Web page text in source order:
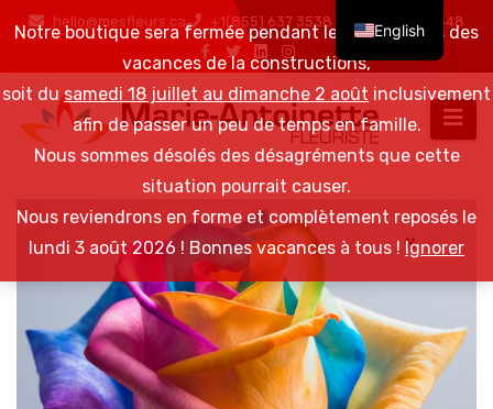
Notre boutique sera fermée pendant les 2 semaines des
vacances de la constructions,
soit dusamedi 18 juillet au dimanche 2 août inclusivement
afin de passer un peu de temps en famille.
Nous sommes désolés des désagréments que cette
situation pourrait causer.
Nous reviendrons en forme et complètement reposés le
lundi 3 août 2026 ! Bonnes vacances à tous ! Ignorer
hello@mesfleurs.ca +1(855) 637 3538 / +1(819) 376 6548
English